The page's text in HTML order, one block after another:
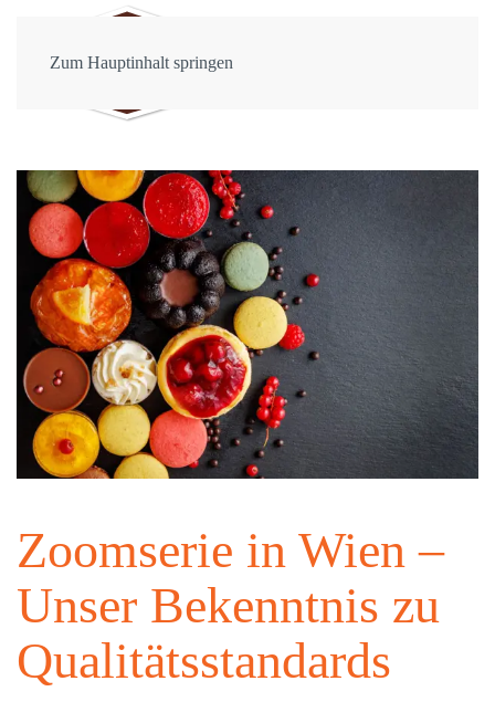
Zum Hauptinhalt springen
Zoomserie in Wien –
Unser Bekenntnis zu
Qualitätsstandards